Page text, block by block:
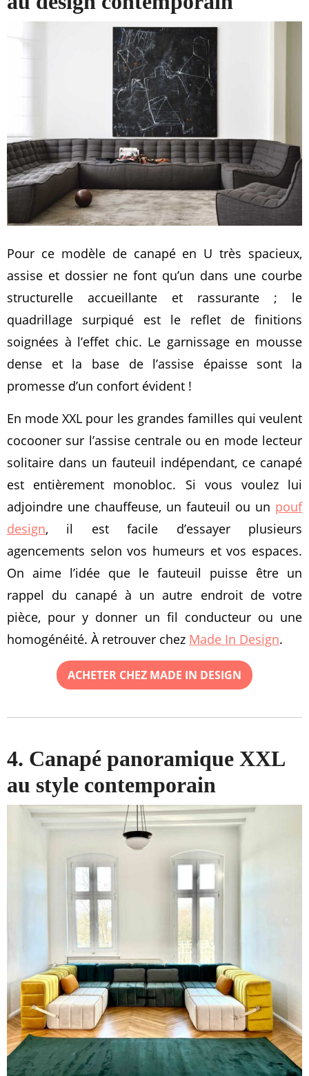
Pour ce modèle de canapé en U très spacieux,
assise et dossier ne font qu’un dans une courbe
structurelle accueillante et rassurante ; le
quadrillage surpiqué est le reflet de finitions
soignées à l’effet chic. Le garnissage en mousse
dense et la base de l’assise épaisse sont la
promesse d’un confort évident !
En mode XXL pour les grandes familles qui veulent
cocooner sur l’assise centrale ou en mode lecteur
solitaire dans un fauteuil indépendant, ce canapé
est entièrement monobloc. Si vous voulez lui
adjoindre une chauffeuse, un fauteuil ou un pouf
design, il est facile d’essayer plusieurs
agencements selon vos humeurs et vos espaces.
On aime l’idée que le fauteuil puisse être un
rappel du canapé à un autre endroit de votre
pièce, pour y donner un fil conducteur ou une
homogénéité. À retrouver chez Made In Design.
ACHETER CHEZ MADE IN DESIGN
4. Canapé panoramique XXL
au style contemporain